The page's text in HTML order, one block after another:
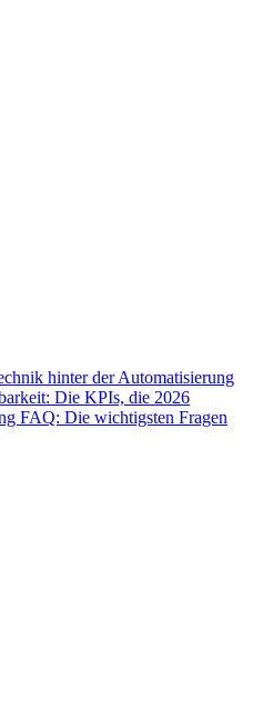
hinter der Automatisierung
Die KPIs, die 2026
FAQ: Die wichtigsten Fragen